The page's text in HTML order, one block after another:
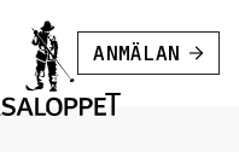
ANMÄLAN